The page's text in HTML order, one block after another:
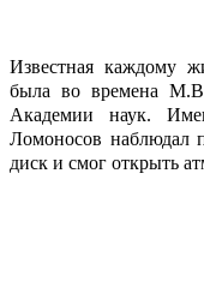
Известная каждому
была во времена М.В.
Академии наук.
Ломоносов наблюдал
диск и смог открыть